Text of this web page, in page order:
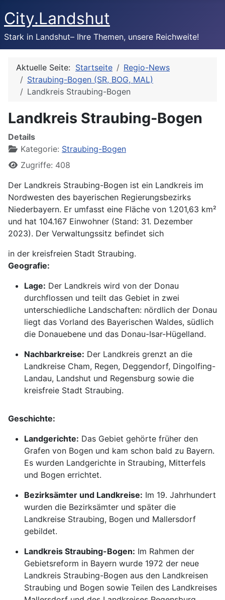
City.Landshut
Stark in Landshut– Ihre Themen, unsere Reichweite!
Aktuelle Seite: Startseite
Regio-News
Straubing-Bogen (SR, BOG, MAL)
Landkreis Straubing-Bogen
Landkreis Straubing-Bogen
Details
Kategorie: Straubing-Bogen
Zugriffe: 408
Der Landkreis Straubing-Bogen ist ein Landkreis im
Nordwesten des bayerischen Regierungsbezirks
Niederbayern. Er umfasst eine Fläche von 1.201,63 km²
und hat 104.167 Einwohner (Stand: 31. Dezember
2023). Der Verwaltungssitz befindet sich
in der kreisfreien Stadt Straubing.
Geografie:
Lage: Der Landkreis wird von der Donau
durchflossen und teilt das Gebiet in zwei
unterschiedliche Landschaften: nördlich der Donau
liegt das Vorland des Bayerischen Waldes, südlich
die Donauebene und das Donau-Isar-Hügelland.
Nachbarkreise: Der Landkreis grenzt an die
Landkreise Cham, Regen, Deggendorf, Dingolfing-
Landau, Landshut und Regensburg sowie die
kreisfreie Stadt Straubing.
Geschichte:
Landgerichte: Das Gebiet gehörte früher den
Grafen von Bogen und kam schon bald zu Bayern.
Es wurden Landgerichte in Straubing, Mitterfels
und Bogen errichtet.
Bezirksämter und Landkreise: Im 19. Jahrhundert
wurden die Bezirksämter und später die
Landkreise Straubing, Bogen und Mallersdorf
gebildet.
Landkreis Straubing-Bogen: Im Rahmen der
Gebietsreform in Bayern wurde 1972 der neue
Landkreis Straubing-Bogen aus den Landkreisen
Straubing und Bogen sowie Teilen des Landkreises